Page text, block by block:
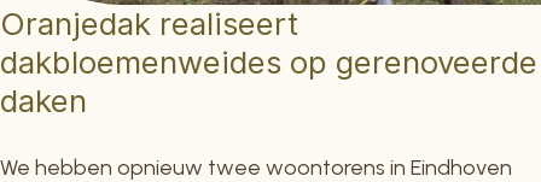
Oranjedak realiseert
dakbloemenweides op gerenoveerde
daken
We hebben opnieuw twee woontorens in Eindhoven